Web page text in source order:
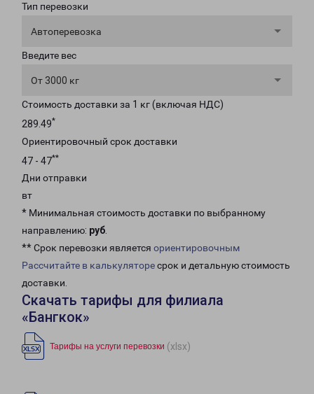
Тип перевозки
Автоперевозка
Введите вес
От 3000 кг
Стоимость доставки за 1 кг (включая НДС)
289.49*
Ориентировочный срок доставки
47 - 47**
Дни отправки
вт
* Минимальная стоимость доставки по выбранному
направлению: руб.
** Срок перевозки является ориентировочным
Рассчитайте в калькуляторесрок и детальную стоимость
доставки.
Скачать тарифы для филиала
«Бангкок»
Тарифы на услуги перевозки (xlsx)